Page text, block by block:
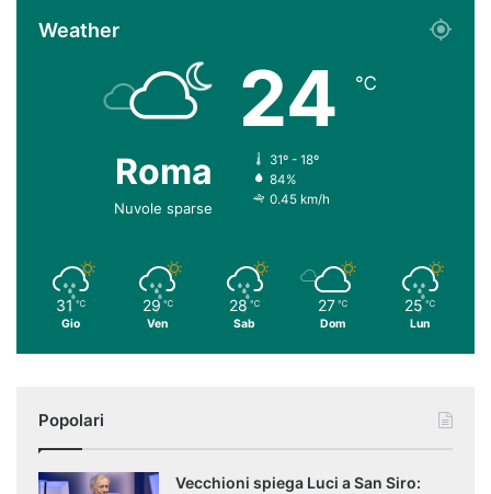
Weather
Roma
Nuvole sparse
24 ℃
31º - 18º
84%
0.45 km/h
31 ℃
Gio
29 ℃
Ven
28 ℃
Sab
27 ℃
Dom
25 ℃
Lun
Popolari
Vecchioni spiega Luci a San Siro: